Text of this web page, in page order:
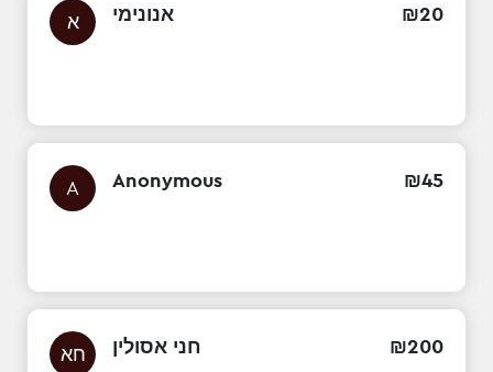
א אנונימי ₪20
A Anonymous ₪45
חא חני אסולין ₪200